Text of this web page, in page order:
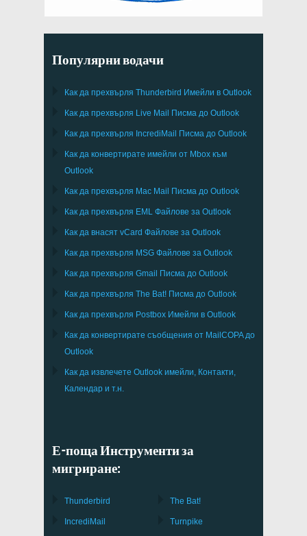
Популярни водачи
Как да прехвърля Thunderbird Имейли в Outlook
Как да прехвърля Live Mail Писма до Outlook
Как да прехвърля IncrediMail Писма до Outlook
Как да конвертирате имейли от Mbox към
Outlook
Как да прехвърля Mac Mail Писма до Outlook
Как да прехвърля EML Файлове за Outlook
Как да внасят vCard Файлове за Outlook
Как да прехвърля MSG Файлове за Outlook
Как да прехвърля Gmail Писма до Outlook
Как да прехвърля The Bat! Писма до Outlook
Как да прехвърля Postbox Имейли в Outlook
Как да конвертирате съобщения от MailCOPAдо
Outlook
Как да извлечете Outlook имейли, Контакти,
Календар и т.н.
Е-поща Инструменти за
мигриране:
Thunderbird
IncrediMail
The Bat!
Turnpike